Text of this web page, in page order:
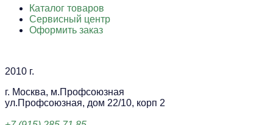
Каталог товаров
Сервисный центр
Оформить заказ
2010 г.
г. Москва, м.Профсоюзная
ул.Профсоюзная, дом 22/10, корп 2